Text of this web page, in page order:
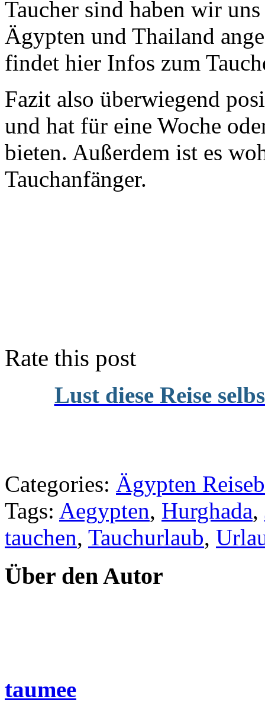
Taucher sind haben wir
Ägypten und Thailand
findet hier Infos zum
Fazit also überwiegend
und hat für eine Woche
bieten. Außerdem ist es
Tauchanfänger.
Rate this post
Lust diese Reise
Categories: Ägypten
Tags: Aegypten, Hurghada,
tauchen, Tauchurlaub,
Über den Autor
taumee